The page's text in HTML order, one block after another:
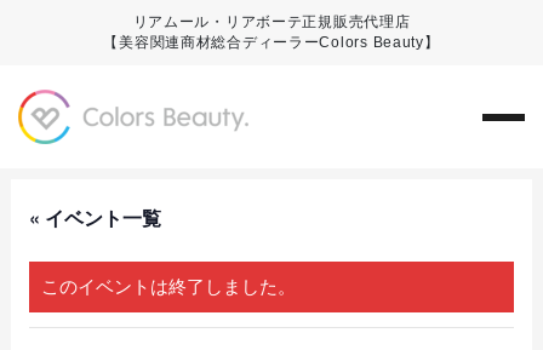
リアムール・リアボーテ正規販売代理店
【美容関連商材総合ディーラーColors Beauty】
« イベント一覧
このイベントは終了しました。